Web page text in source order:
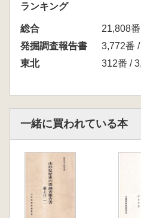
ランキング
総合
21,808
発掘調査報告書
3,772番
東北
312番 /
一緒に買われている本